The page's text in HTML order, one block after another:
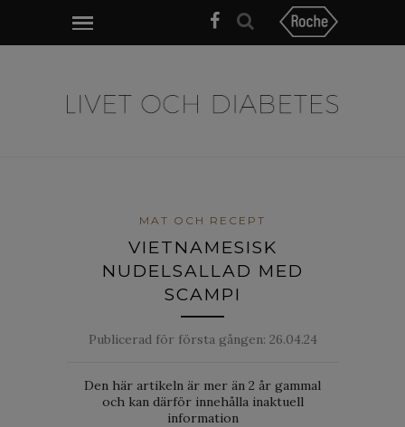
MAT OCH RECEPT
VIETNAMESISK
NUDELSALLAD MED
SCAMPI
Publicerad för första gången: 26.04.24
Den här artikeln är mer än 2 år gammal
och kan därför innehålla inaktuell
information